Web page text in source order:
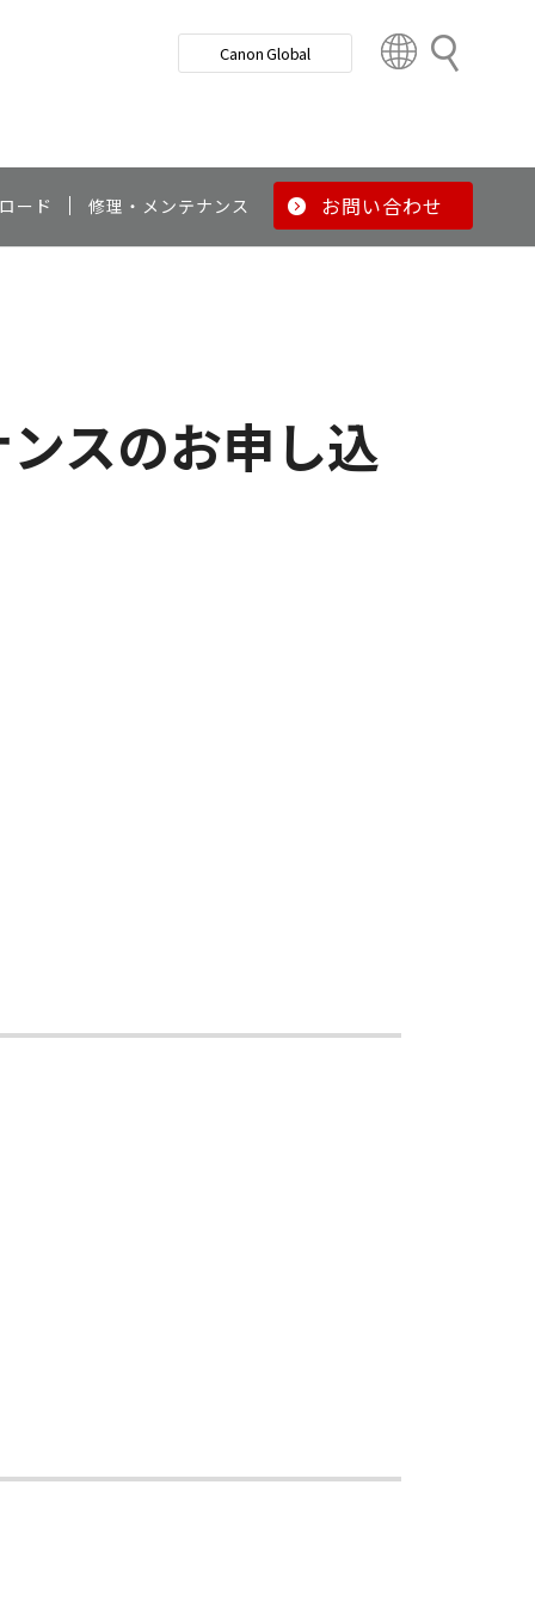
検
Canon Global
t
y
ード 修理・メンテナンス お問い合わせ
スのお申し込